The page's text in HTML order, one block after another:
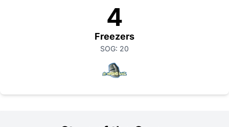
4
Freezers
SOG: 20